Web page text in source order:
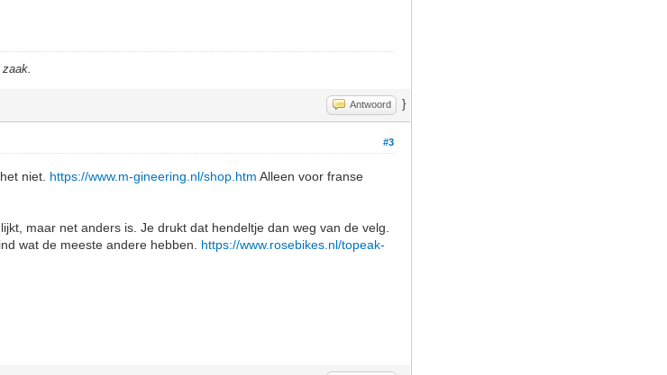
Antwoord }
#3
niet. https://www.m-gineering.nl/shop.htm Alleen voor franse
maar net anders is. Je drukt dat hendeltje dan weg van de velg.
wat de meeste andere hebben. https://www.rosebikes.nl/topeak-